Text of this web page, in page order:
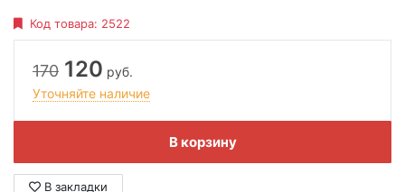
Код товара: 2522
170 120 руб.
Уточняйте наличие
В корзину
В закладки